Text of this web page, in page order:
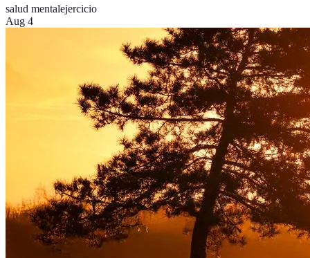
salud mentalejercicio
Aug 4